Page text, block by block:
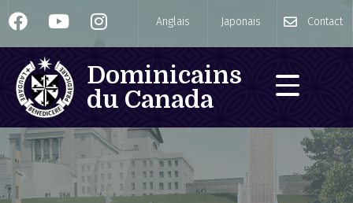
Anglais Japonais Contact
Dominicains
du Canada